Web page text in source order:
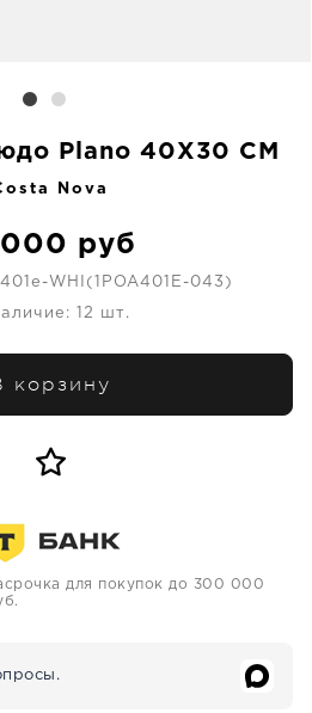
Plano 40X30 CM
Nova
000 руб
WHI(1POA401E-043)
12 шт.
корзину
для покупок до 300 000